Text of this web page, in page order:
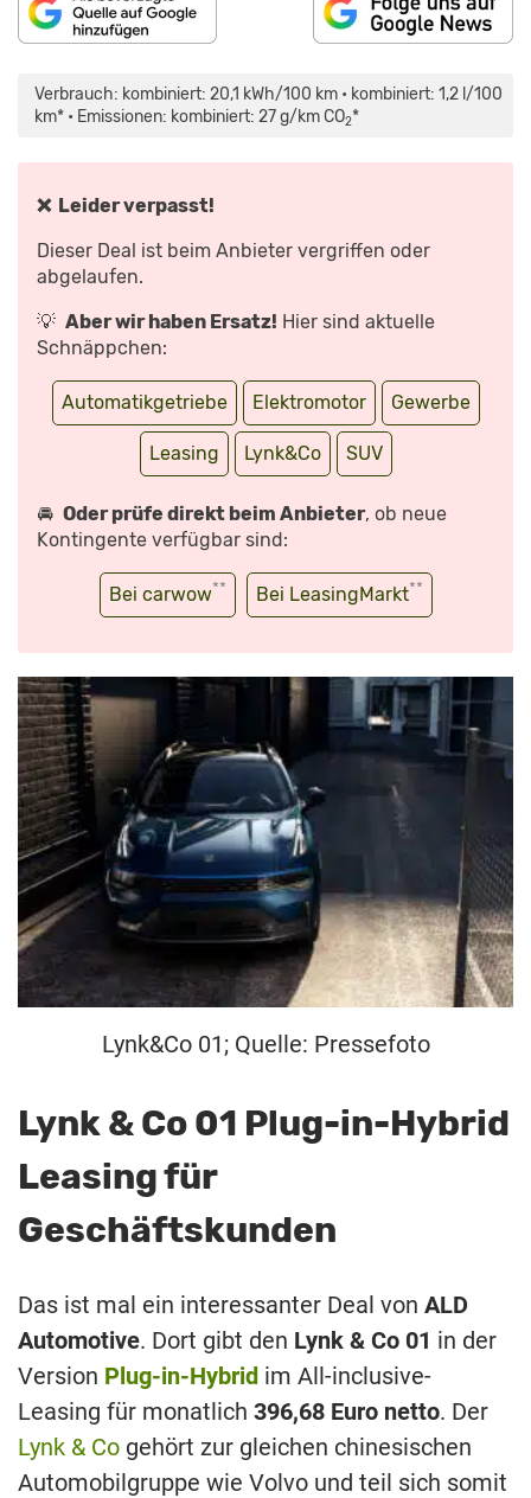
Verbrauch: kombiniert: 20,1 kWh/100 km • kombiniert: 1,2 l/100
km* • Emissionen: kombiniert: 27 g/km CO2*
❌ Leider verpasst!
Dieser Deal ist beim Anbieter vergriffen oder
abgelaufen.
💡 Aber wir haben Ersatz! Hier sind aktuelle
Schnäppchen:
Automatikgetriebe Elektromotor Gewerbe
Leasing Lynk&Co SUV
🚘 Oder prüfe direkt beim Anbieter, ob neue
Kontingente verfügbar sind:
Bei carwow** Bei LeasingMarkt**
Lynk&Co 01; Quelle: Pressefoto
Lynk & Co 01 Plug-in-Hybrid
Leasing für
Geschäftskunden
Das ist mal ein interessanter Deal von ALD
Automotive. Dort gibt den Lynk & Co 01 in der
Version Plug-in-Hybrid im All-inclusive-
Leasing für monatlich 396,68 Euro netto. Der
Lynk & Co gehört zur gleichen chinesischen
Automobilgruppe wie Volvo und teil sich somit
CO
(2021)
LYNK
ERSTE
FAHRT
HAUKE
SCHRIEBER“
VON
YOUTUBE